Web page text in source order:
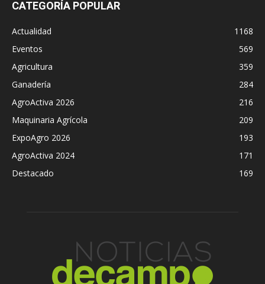
CATEGORÍA POPULAR
Actualidad
1168
Eventos
569
Agricultura
359
Ganadería
284
AgroActiva 2026
216
Maquinaria Agrícola
209
ExpoAgro 2026
193
AgroActiva 2024
171
Destacado
169